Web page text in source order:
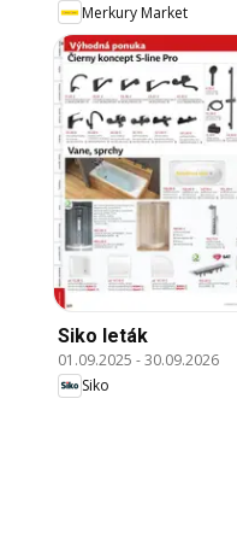
Merkury Market
Siko leták
01.09.2025 -30.09.2026
Siko